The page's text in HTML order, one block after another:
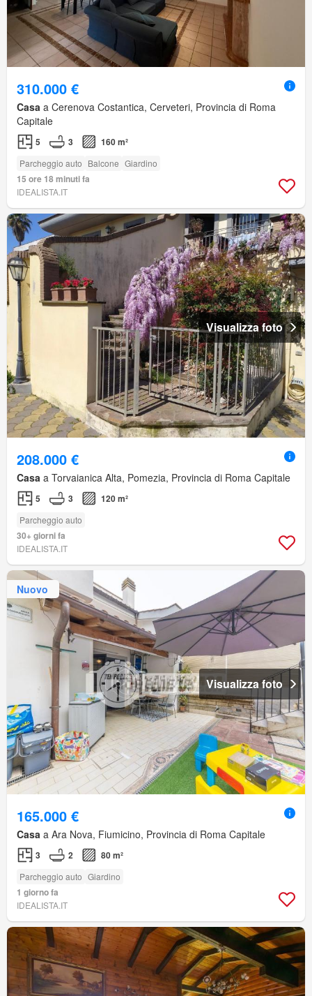
310.000 €
Casa a Cerenova Costantica, Cerveteri, Provincia di Roma
Capitale
5 3 160 m²
Parcheggio auto Balcone Giardino
15 ore 18 minuti fa
IDEALISTA.IT
Visualizza foto
208.000 €
Casa a Torvaianica Alta, Pomezia, Provincia di Roma Capitale
5 3 120 m²
Parcheggio auto
30+ giorni fa
IDEALISTA.IT
Nuovo
Visualizza foto
165.000 €
Casa a Ara Nova, Fiumicino, Provincia di Roma Capitale
3 2 80 m²
Parcheggio auto Giardino
1 giorno fa
IDEALISTA.IT